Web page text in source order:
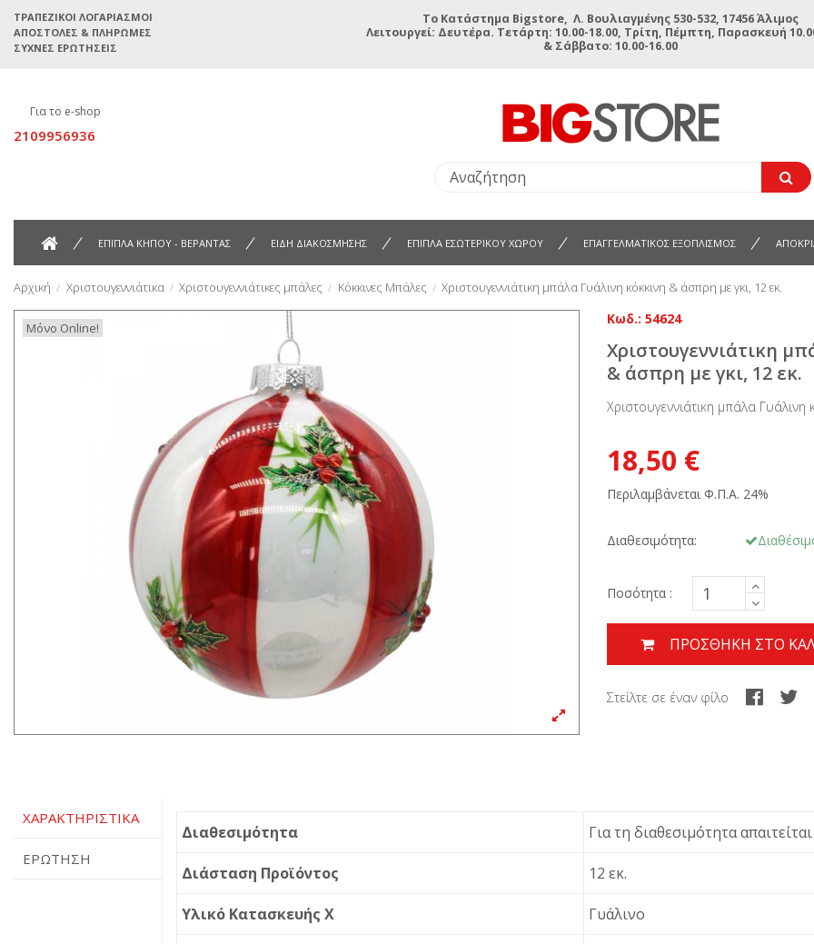
ΤΡΑΠΕΖΙΚΟΊ ΛΟΓΑΡΙΑΣΜΟΊ
ΑΠΟΣΤΟΛΈΣ & ΠΛΗΡΩΜΈΣ
ΣΥΧΝΈΣ ΕΡΩΤΉΣΕΙΣ
To Κατάστημα Bigstore, Λ. Βουλιαγμένης 530-532, 17456 Άλιμος
Λειτουργεί: Δευτέρα. Τετάρτη: 10.00-18.00, Τρίτη, Πέμπτη, Παρασκευή
& Σάββατο: 10.00-16.00
Για το e-shop
2109956936
ΕΠΙΠΛΑ ΚΗΠΟΥ - ΒΕΡΑΝΤΑΣ ΕΙΔΗ ΔΙΑΚΟΣΜΗΣΗΣ ΕΠΙΠΛΑ ΕΣΩΤΕΡΙΚΟΥ ΧΩΡΟΥ ΕΠΑΓΓΕΛΜΑΤΙΚΟΣ ΕΞΟΠΛΙΣΜΟΣ
Αρχική Χριστουγεννιάτικα Χριστουγεννιάτικες μπάλες Κόκκινες Μπάλες Χριστουγεννιάτικη μπάλα Γυάλινη κόκκινη & άσπρη με γκι, 12 εκ.
Μόνο Online!
Κωδ.: 54624
Χριστουγεννιάτικη
& άσπρη με γκι, 12 εκ.
Χριστουγεννιάτικη μπάλα
18,50 €
Περιλαμβάνεται Φ.Π.Α. 24%
Διαθεσιμότητα:
Ποσότητα :
ΠΡΟΣΘΉΚΗ ΣΤΟ
Στείλτε σε έναν φίλο
ΧΑΡΑΚΤΗΡΙΣΤΙΚΆ
ΕΡΏΤΗΣΗ
Διαθεσιμότητα Για τη διαθεσιμότητα
Διάσταση Προϊόντος 12 εκ.
Υλικό Κατασκευής X Γυάλινο